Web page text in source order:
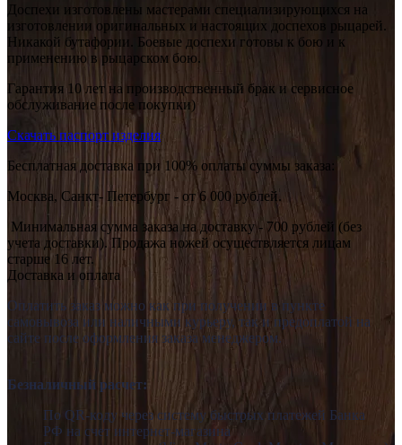
Доспехи изготовлены мастерами специализирующихся на
изготовлении оригинальных и настоящих доспехов рыцарей.
Никакой бутафории. Боевые доспехи готовы к бою и к
применению в рыцарском бою.
Гарантия 10 лет на производственный брак и сервисное
обслуживание после покупки)
Скачать паспорт изделия
Бесплатная доставка при 100% оплаты суммы заказа:
Москва, Санкт- Петербург - от 6 000 рублей.
Минимальная сумма заказа на доставку - 700 рублей (без
учета доставки). Продажа ножей осуществляется лицам
старше 16 лет.
Доставка и оплата
Оплатить заказ можно как при получении в пункте
самовывоза или наличными курьеру, так и предоплатой на
сайте после оформления заказа менеджером.
Безналичный расчет:
По QR-коду через систему быстрых платежей Банка
РФ на счет интернет-магазина